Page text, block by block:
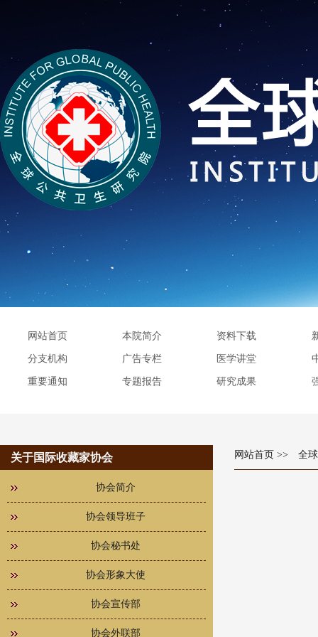
网站首页 本院简介 资料下载
分支机构 广告专栏 医学讲堂
重要通知 专题报告 研究成果
关于国际收藏家协会
协会简介
协会领导班子
协会秘书处
协会形象大使
协会宣传部
协会外联部
网站首页 >> 全球